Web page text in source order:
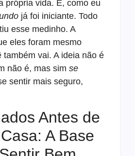
própria vida. E, como eu
já foi iniciante. Todo
esse medinho. A
eles foram mesmo
também vai. A ideia não é
não é, mas sim se
sentir mais seguro,
Antes de
A Base